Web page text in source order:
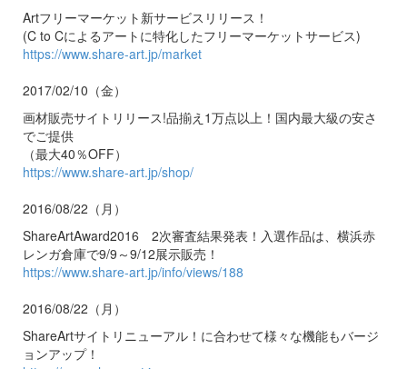
Artフリーマーケット新サービスリリース！
(C to Cによるアートに特化したフリーマーケットサービス)
https://www.share-art.jp/market
2017/02/10（金）
画材販売サイトリリース!品揃え1万点以上！国内最大級の安さ
でご提供
（最大40％OFF）
https://www.share-art.jp/shop/
2016/08/22（月）
ShareArtAward2016 2次審査結果発表！入選作品は、横浜赤
レンガ倉庫で9/9～9/12展示販売！
https://www.share-art.jp/info/views/188
2016/08/22（月）
ShareArtサイトリニューアル！に合わせて様々な機能もバージ
ョンアップ！